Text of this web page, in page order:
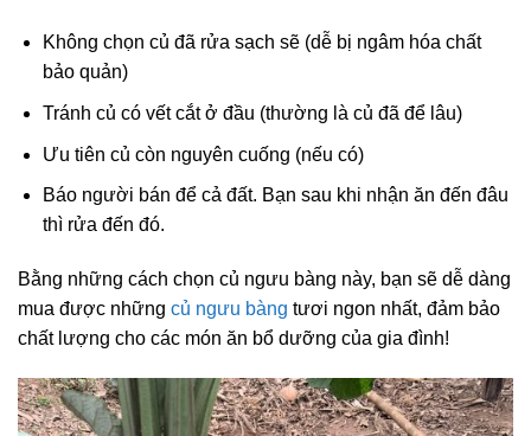
Không chọn củ đã rửa sạch sẽ (dễ bị ngâm hóa chất
bảo quản)
Tránh củ có vết cắt ở đầu (thường là củ đã để lâu)
Ưu tiên củ còn nguyên cuống (nếu có)
Báo người bán để cả đất. Bạn sau khi nhận ăn đến đâu
thì rửa đến đó.
Bằng những cách chọn củ ngưu bàng này, bạn sẽ dễ dàng
mua được những củ ngưu bàng tươi ngon nhất, đảm bảo
chất lượng cho các món ăn bổ dưỡng của gia đình!